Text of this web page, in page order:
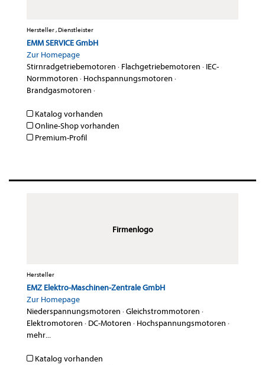
Hersteller , Dienstleister
EMM SERVICE GmbH
Zur Homepage
Stirnradgetriebemotoren · Flachgetriebemotoren · IEC-
Normmotoren · Hochspannungsmotoren ·
Brandgasmotoren ·
Katalog vorhanden
Online-Shop vorhanden
Premium-Profil
Firmenlogo
Hersteller
EMZ Elektro-Maschinen-Zentrale GmbH
Zur Homepage
Niederspannungsmotoren ·Gleichstrommotoren ·
Elektromotoren · DC-Motoren · Hochspannungsmotoren ·
mehr...
Katalog vorhanden